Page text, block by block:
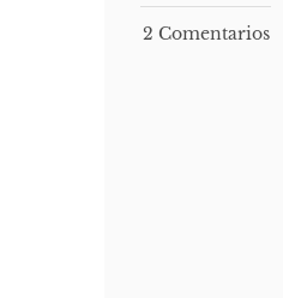
2 Comentarios